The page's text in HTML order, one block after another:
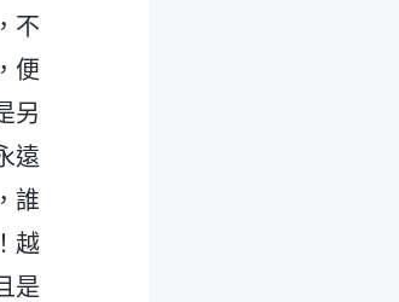
不
便
另
遠
誰
越
是